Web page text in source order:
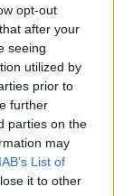
opt-out
after your
seeing
utilized by
prior to
further
parties on the
may
IAB’s List of
it to other
Άνοδος
κέρδη του
στα 138 εκατ.